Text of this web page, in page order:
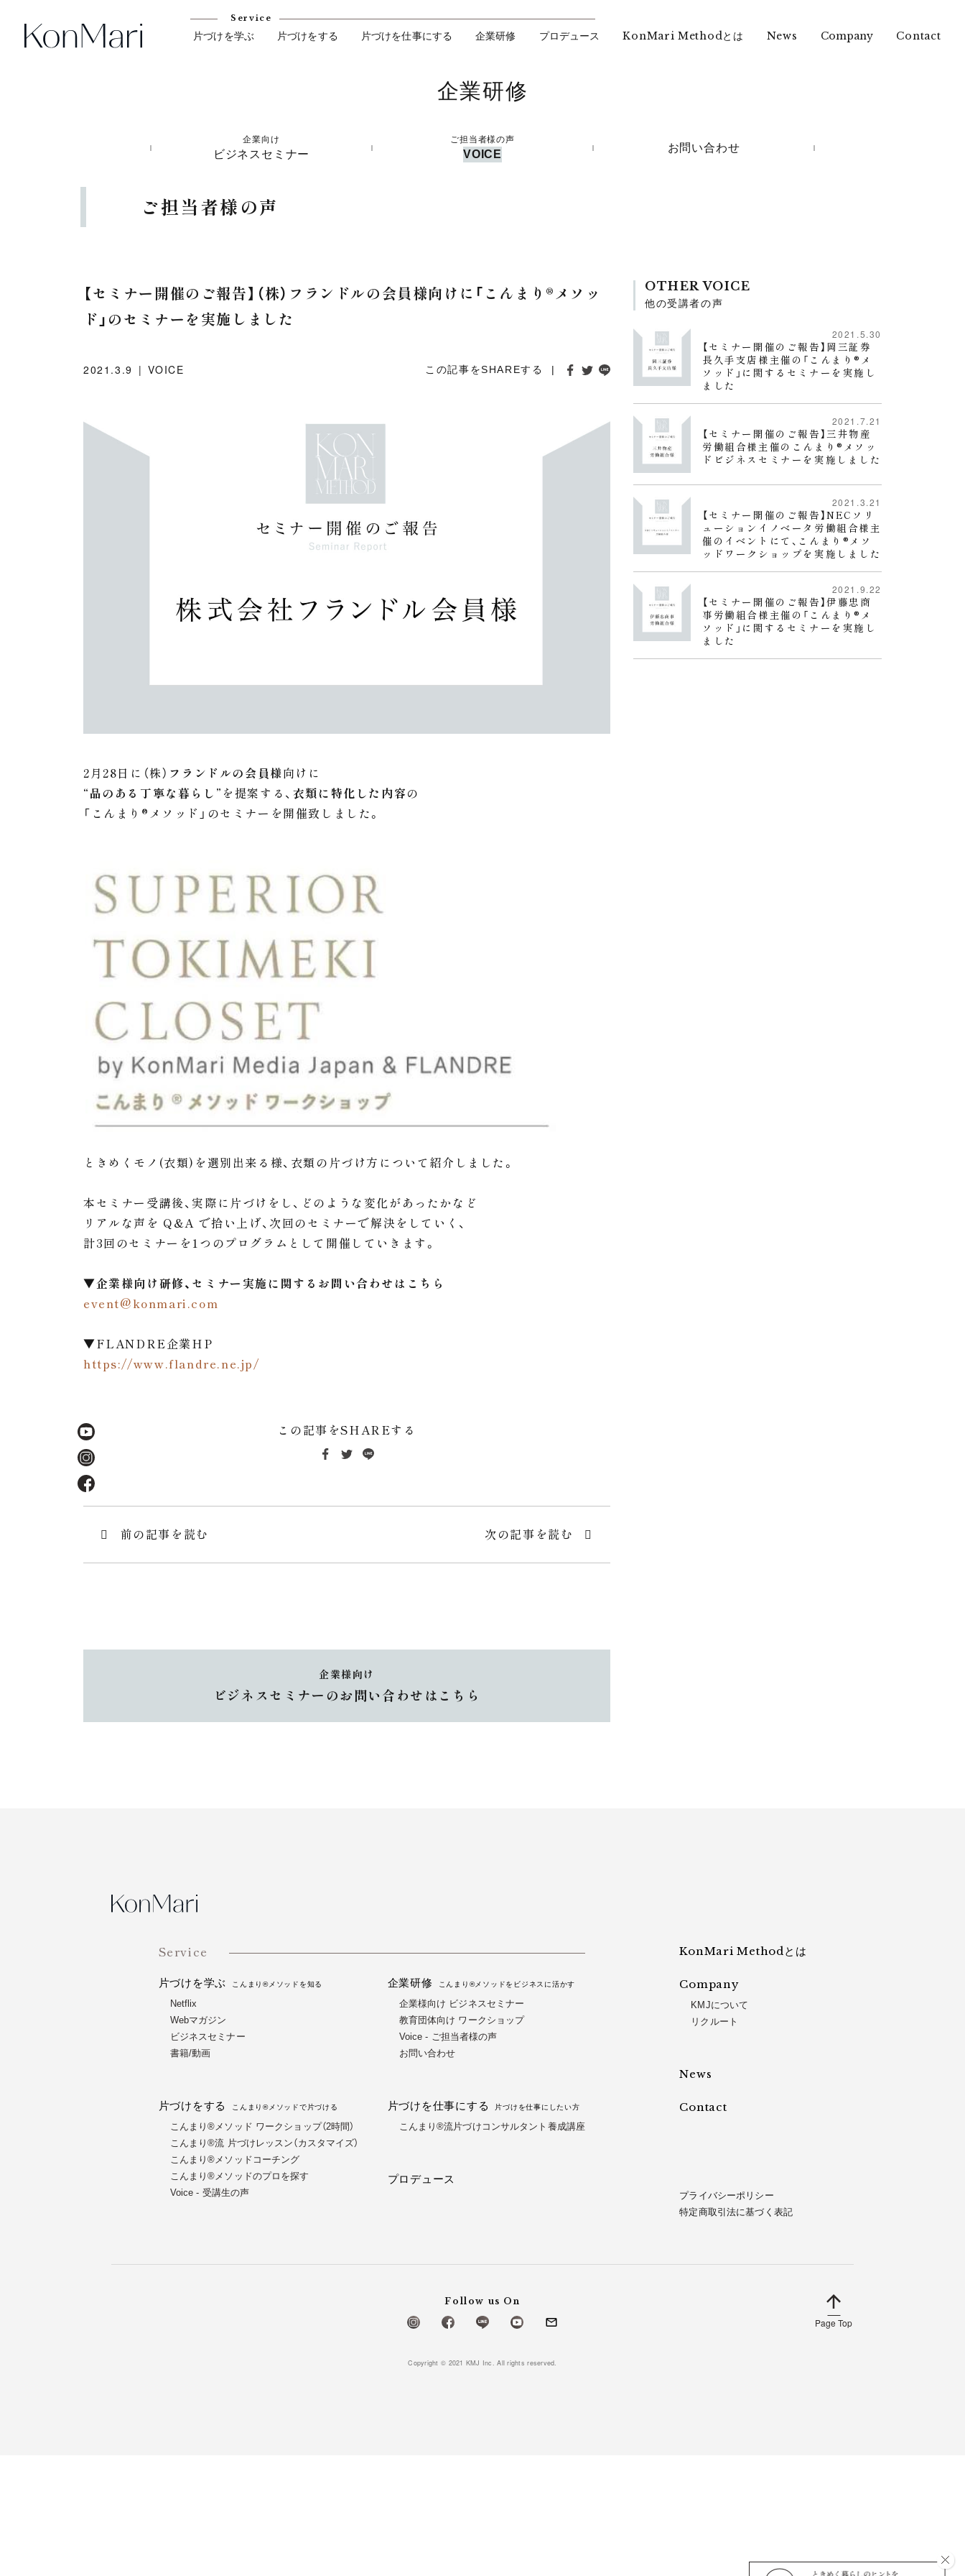
Service
片づけを学ぶ 片づけをする 片づけを仕事にする 企業研修 プロデュース KonMari Methodとは News Company Contact
企業研修
企業向け
ビジネスセミナー
ご担当者様の声
VOICE
お問い合わせ
ご担当者様の声
【セミナー開催のご報告】（株）フランドルの会員様向けに「こんまり®︎メソッ
ド」のセミナーを実施しました
2021.3.9 VOICE この記事をSHAREする
2月28日に（株） フランドルの会員様向けに
“品のある丁寧な暮らし” を提案する、 衣類に特化した内容の
「こんまり®︎メソッド」のセミナーを開催致しました。
ときめくモノ(衣類)を選別出来る様、衣類の片づけ方について紹介しました。
本セミナー受講後、実際に片づけをし、どのような変化があったかなど
リアルな声を Q&A で拾い上げ、次回のセミナーで解決をしていく、
計3回のセミナーを1つのプログラムとして開催していきます。
▼企業様向け研修、セミナー実施に関するお問い合わせはこちら
event@konmari.com
▼FLANDRE企業HP
https://www.flandre.ne.jp/
この記事をSHAREする
シ
前の記事を読む 次の記事を読む
企業様向け
ビジネスセミナーのお問い合わせはこちら
OTHER VOICE
他の受講者の声
2021.5.30
【セミナー開催のご報告】岡三証券
長久手支店様主催の「こんまり®︎メ
ソッド」に関するセミナーを実施し
ました
2021.7.21
【セミナー開催のご報告】三井物産
労働組合様主催のこんまり®︎メソッ
ドビジネスセミナーを実施しました
2021.3.21
【セミナー開催のご報告】NECソリ
ューションイノベータ労働組合様主
催のイベントにて、こんまり®︎メソ
ッドワークショップを実施しました
2021.9.22
【セミナー開催のご報告】伊藤忠商
事労働組合様主催の「こんまり®︎メ
ソッド」に関するセミナーを実施し
ました
Service
片づけを学ぶ こんまり®メソッドを知る
Netflix
Webマガジン
ビジネスセミナー
書籍/動画
片づけをする こんまり®メソッドで片づける
こんまり®メソッド ワークショップ（2時間）
こんまり®流 片づけレッスン（カスタマイズ）
こんまり®メソッドコーチング
こんまり®︎メソッドのプロを探す
Voice - 受講生の声
企業研修 こんまり®メソッドをビジネスに活かす
企業様向け ビジネスセミナー
教育団体向け ワークショップ
Voice - ご担当者様の声
お問い合わせ
片づけを仕事にする 片づけを仕事にしたい方
こんまり®流片づけコンサルタント養成講座
プロデュース
KonMari Methodとは
Company
KMJについて
リクルート
News
Contact
プライバシーポリシー
特定商取引法に基づく表記
Follow us On
Copyright © 2021 KMJ Inc. All rights reserved.